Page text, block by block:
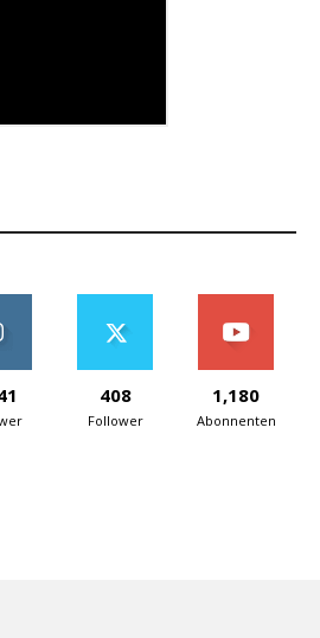
408
Follower
1,180
Abonnenten